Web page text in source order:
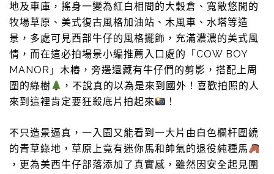
地及車庫，搖身一變為紅白相間的大穀倉、寬敞悠閒的
牧場草原、美式復古風格加油站、木風車、水塔等造
景，多處可見西部牛仔的風格擺飾，充滿濃濃的美式風
情，而在這必拍場景小編推薦入口處的「COW BOY
MANOR」木樁，旁邊還藏有牛仔們的剪影，搭配上周
圍的綠樹
，不說真的以為是來到國外！喜歡拍照的人
來到這裡肯定要狂殺底片拍起來
！
不只造景逼真，一入園又能看到一大片由白色欄杆圍繞
的青草綠地，草原上竟有迷你馬和帥氣的退役純種馬
，更為美西牛仔部落添加了真實感，雖然因安全起見圍